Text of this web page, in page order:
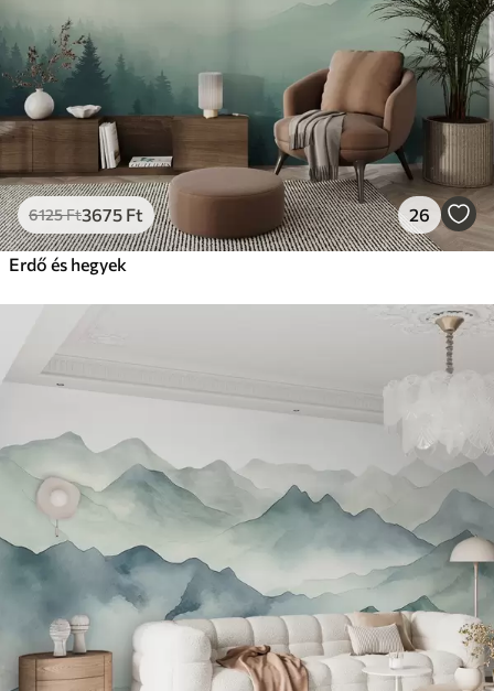
Prémium vinil
18208 /m²
Peel and Stick
2266613600Ft/m²
6125Ft3675 Ft 26
Erdő és hegyek